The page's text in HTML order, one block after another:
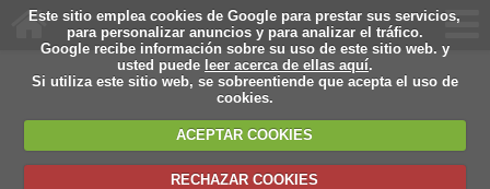
Este sitio emplea cookies de Google para prestar sus servicios,
para personalizar anuncios y para analizar el tráfico.
Google recibe información sobre su uso de este sitio web. y
usted puede leer acerca de ellas aquí.
Si utiliza este sitio web, se sobreentiende que acepta el uso de
cookies.
ACEPTAR COOKIES
RECHAZAR COOKIES